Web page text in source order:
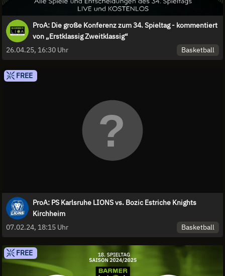
ProA: Die große Konferenz zum 34. Spieltag - kommentiert
von „Erstklassig Zweitklassig“
26.04.25, 16:30 Uhr
Basketball
FREE
ProA: PS Karlsruhe LIONS vs. Bozic Estriche Knights
Kirchheim
07.02.24, 18:15 Uhr
Basketball
FREE